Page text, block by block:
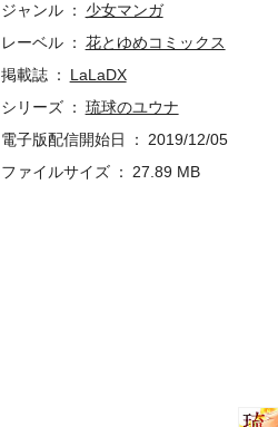
ジャンル
少女マンガ
レーベル
花とゆめコミックス
掲載誌
LaLaDX
シリーズ
琉球のユウナ
電子版配信開始日
2019/12/05
ファイルサイズ
27.89 MB